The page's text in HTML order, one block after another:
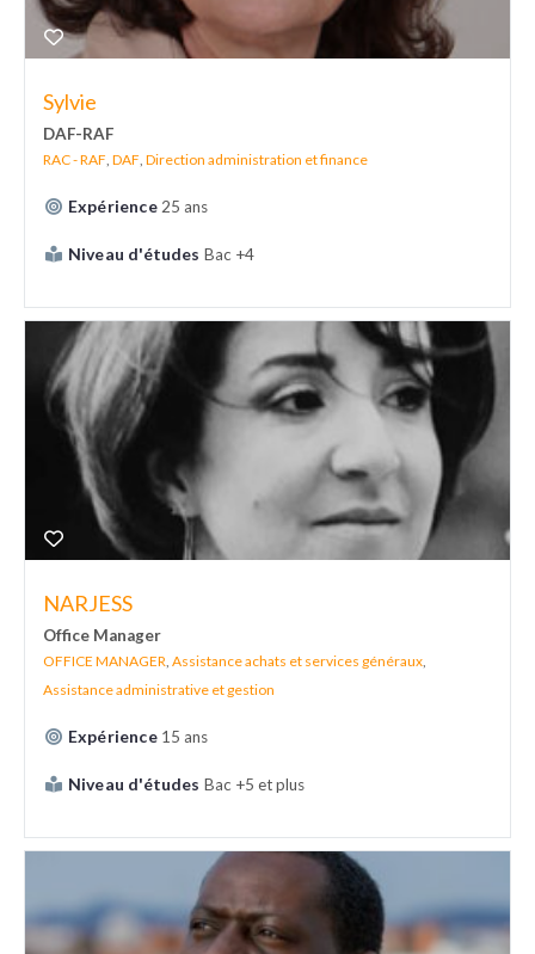
Sylvie
DAF-RAF
RAC - RAF, DAF, Direction administration et finance
Expérience 25 ans
Niveau d'études Bac +4
NARJESS
Office Manager
OFFICE MANAGER, Assistance achats et services généraux,
Assistance administrative et gestion
Expérience 15 ans
Niveau d'études Bac +5 et plus